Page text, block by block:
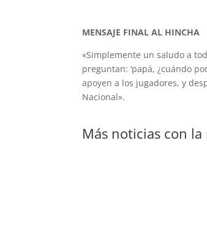
MENSAJE FINAL AL HINCHA
«Simplemente un saludo a
preguntan: ‘papá, ¿cuándo
apoyen a los jugadores, y
Nacional».
Más noticias con la